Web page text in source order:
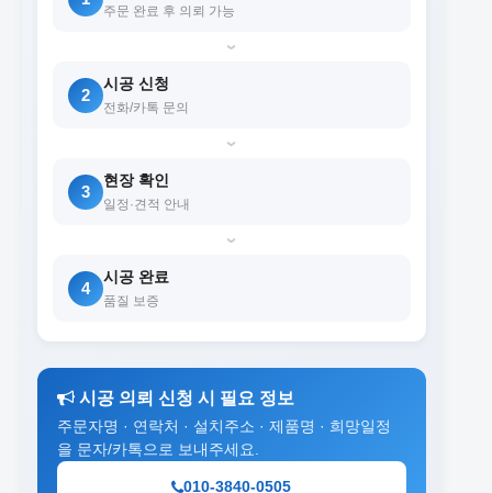
주문 완료 후 의뢰 가능
›
2
시공 신청
전화/카톡 문의
›
3
현장 확인
일정·견적 안내
›
4
시공 완료
품질 보증
시공 의뢰 신청 시 필요 정보
주문자명 · 연락처 · 설치주소 · 제품명 · 희망일정
을 문자/카톡으로 보내주세요.
010-3840-0505